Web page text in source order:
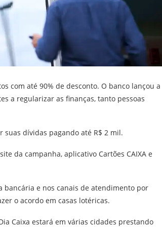
com até 90% de desconto. O banco lançou a
a regularizar as finanças, tanto pessoas
suas dívidas pagando até R$ 2 mil.
da campanha, aplicativo Cartões CAIXA e
bancária e nos canais de atendimento por
o acordo em casas lotéricas.
Caixa estará em várias cidades prestando